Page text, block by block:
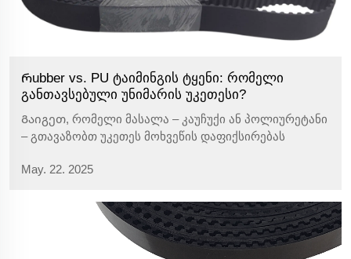
Რubber vs. PU ტაიმინგის ტყენი: რომელი
განთავსებული უნიმარის უკეთესი?
Გაიგეთ, რომელი მასალა – კაუჩუქი ან პოლიურეტანი
– გთავაზობთ უკეთეს მოხვეწის დაფიქსირებას
მოქმედება მძიმე გარემოებში და იპოვეთ უკეთესი
წაიკითხეთ მეტი ახლა.
May. 22. 2025